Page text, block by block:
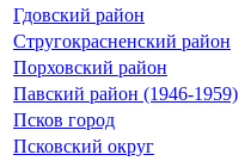
Гдовский район
Стругокрасненский район
Порховский район
Павский район (1946-1959)
Псков город
Псковский округ